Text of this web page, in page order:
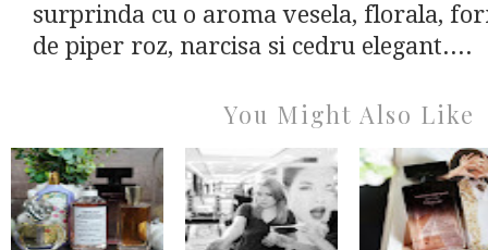
surprinda cu o aroma vesela, florala,
de piper roz, narcisa si cedru elegant....
You Might Also Like